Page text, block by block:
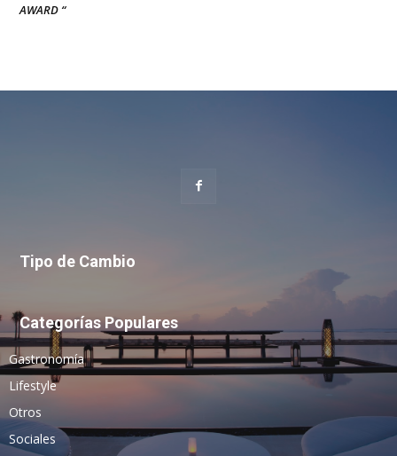
AWARD “
Tipo de Cambio
Categorías Populares
Gastronomía
Lifestyle
Otros
Sociales